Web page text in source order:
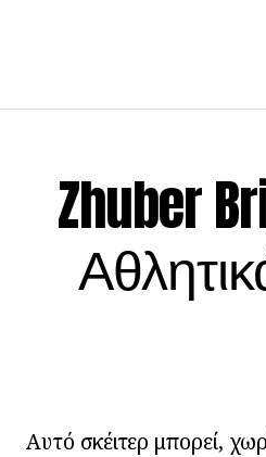
Zhuber
Αυτό σκέιτερ μπορεί,